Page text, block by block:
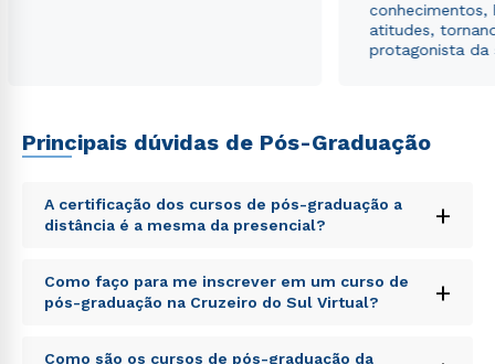
conhecimentos,
atitudes,
protagonista da
Principais dúvidas de Pós-Graduação
A certificação dos cursos de pós-graduação a
distância é a mesma da presencial?
+
Sed ut perspiciatis unde omnis iste natus error sit
voluptatem accusantium doloremque laudantium,
totam rem aperiam, eaque ipsa quae ab illo inventore
explicabo. Nemo enim ipsam voluptatem quia
Como faço para me inscrever em um curso de
pós-graduação na Cruzeiro do Sul Virtual?
+
Sed ut perspiciatis unde omnis iste natus error sit
Como são os cursos de pós-graduação da